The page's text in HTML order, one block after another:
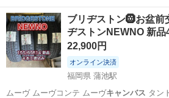
ブリヂストン🛞お盆前
ヂストンNEWNO 新
22,900円
オンライン決済
福岡県 蒲池駅
ムーヴ ムーヴコンテ ムーヴキャンバス